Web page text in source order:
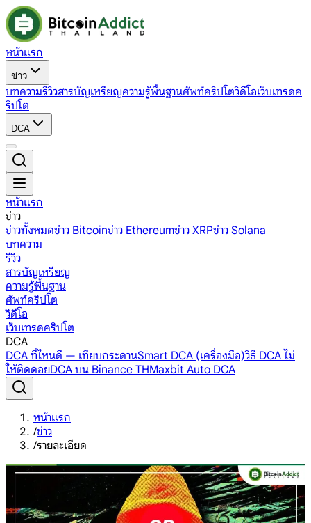
หน้าแรก
ข่าว
บทความรีวิวสารบัญเหรียญความรู้พื้นฐานศัพท์คริปโตวิดีโอเว็บเทรดค
ริปโต
DCA
หน้าแรก
ข่าว
ข่าวทั้งหมดข่าว Bitcoinข่าว Ethereumข่าว XRPข่าว Solana
บทความ
รีวิว
สารบัญเหรียญ
ความรู้พื้นฐาน
ศัพท์คริปโต
วิดีโอ
เว็บเทรดคริปโต
DCA
DCA ที่ไหนดี — เทียบกระดานSmart DCA (เครื่องมือ)วิธี DCA ไม่
ให้ติดดอยDCA บน Binance THMaxbit Auto DCA
หน้าแรก
/ข่าว
/รายละเอียด